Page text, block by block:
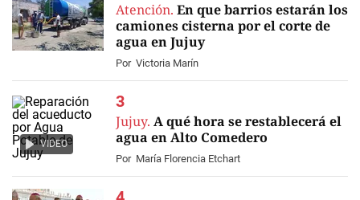
Atención. En que barrios estarán los
camiones cisterna por el corte de
agua en Jujuy
Por Victoria Marín
VIDEO
Jujuy. A qué hora se restablecerá el
agua en Alto Comedero
Por María Florencia Etchart